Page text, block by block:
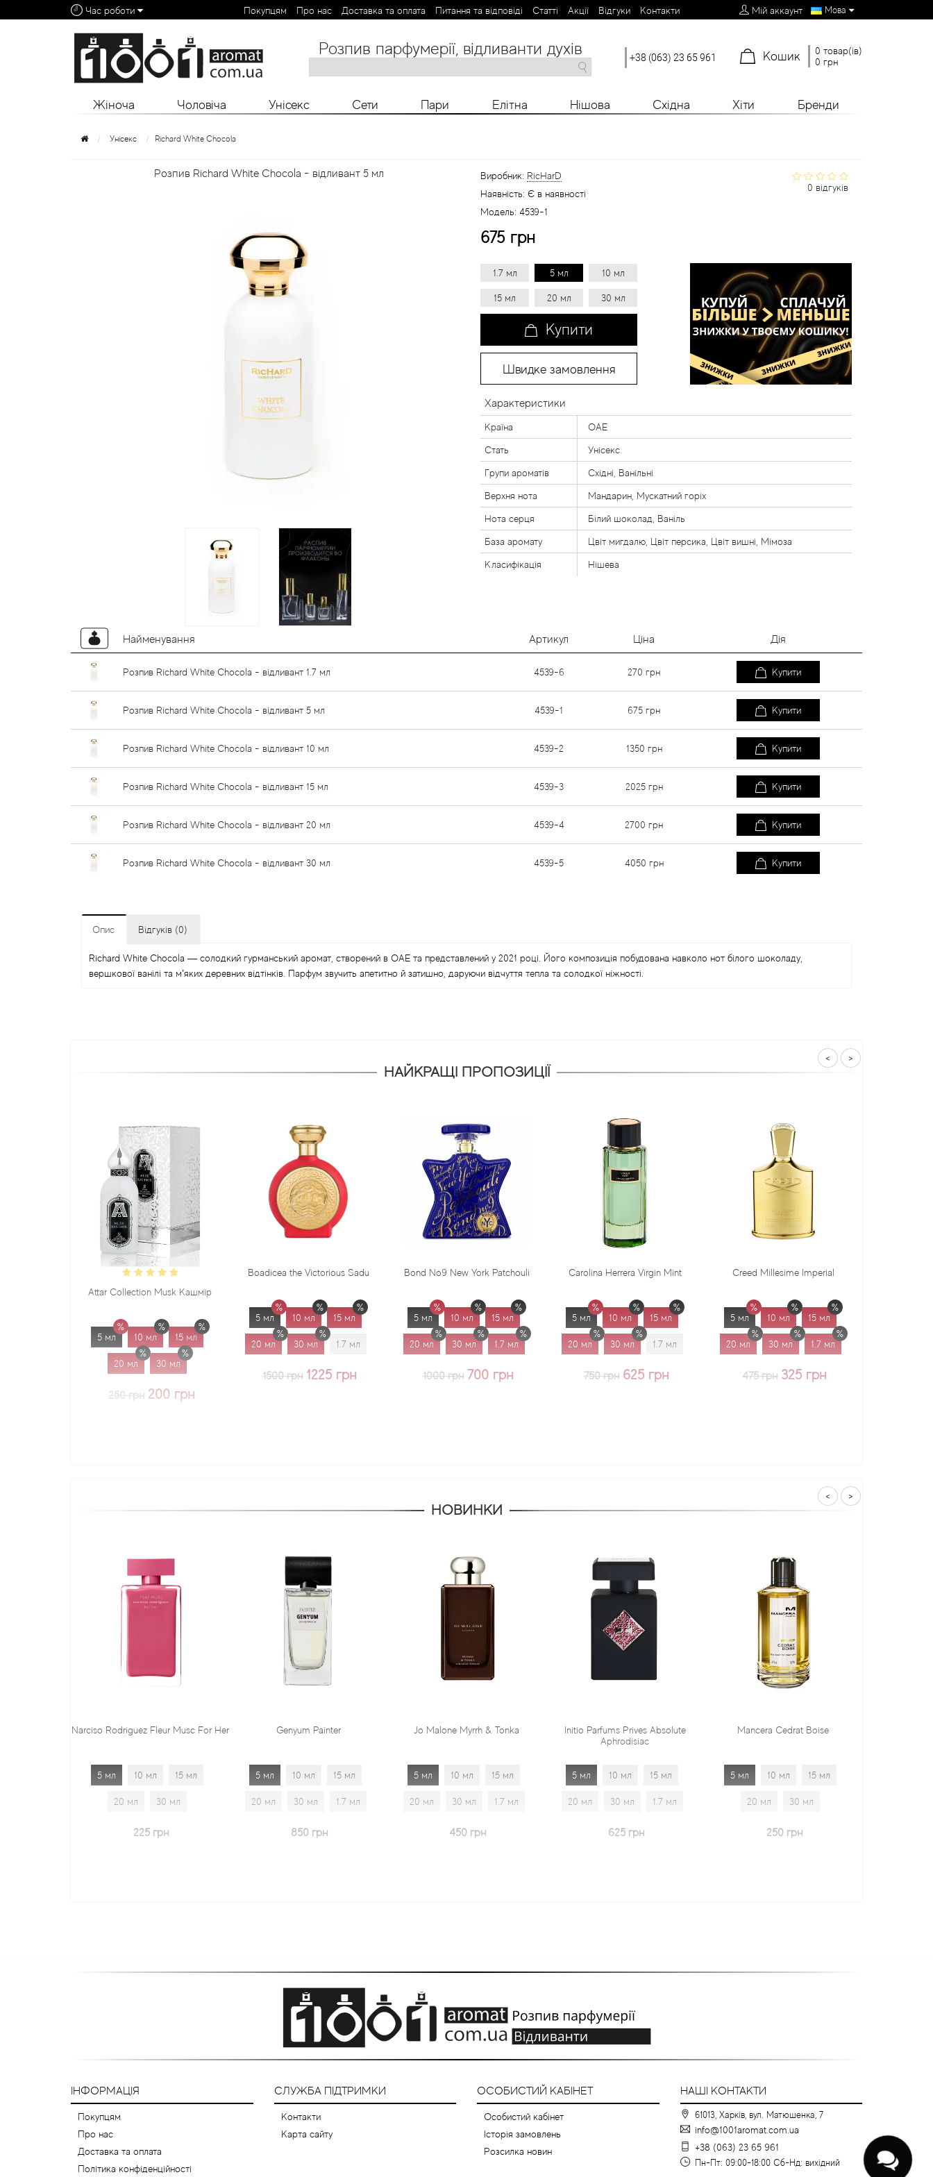
Час роботи Покупцям Про нас Доставка та оплата Питання та відповіді Статті Aкції Відгуки Контакти Мій аккаунт Мова
Алфавітний покажчик: 0 - 9 A B C D F G H M N O P R S T V X Y Z
Розпив парфумерії, відливанти духів +38 (063) 23 65 961 Кошик
0 товар(ів)
0 грн
Жіноча Чоловіча Унісекс Сети Пари Елітна Нішова Східна Хіти Бренди
Унісекс Richard White Chocola
Розпив Richard White Chocola - відливант 5 мл
0 відгуків
Виробник: RicHarD
Наявність: Є в наявності
Модель: 4539-1
675 грн
1.7 мл 5 мл 10 мл
15 мл 20 мл 30 мл
Купити
Швидке замовлення
Характеристики
Країна ОАЕ
Стать Унісекс
Групи ароматів Східні, Ванільні
Верхня нота Мандарин, Мускатний горіх
Нота серця Білий шоколад, Ваніль
База аромату Цвіт мигдалю, Цвіт персика, Цвіт вишні, Мімоза
Класифікація Нішева
Найменування Артикул Ціна Дія
Розпив Richard White Chocola - відливант 1.7 мл 4539-6 270 грн Купити
Розпив Richard White Chocola - відливант 5 мл 4539-1 675 грн Купити
Розпив Richard White Chocola - відливант 10 мл 4539-2 1350 грн Купити
Розпив Richard White Chocola - відливант 15 мл 4539-3 2025 грн Купити
Розпив Richard White Chocola - відливант 20 мл 4539-4 2700 грн Купити
Розпив Richard White Chocola - відливант 30 мл 4539-5 4050 грн Купити
Опис Відгуків (0)
Richard White Chocola — солодкий гурманський аромат, створений в ОАЕ та представлений у 2021 році. Його композиція побудована навколо нот білого шоколаду,
вершкової ванілі та м’яких деревних відтінків. Парфум звучить апетитно й затишно, даруючи відчуття тепла та солодкої ніжності.
НАЙКРАЩІ ПРОПОЗИЦІЇ
Attar Collection Musk Кашмір
15 мл
200 грн
Boadicea the Victorious Sadu
5 мл 15 мл
20 мл 1.7 мл
1225 грн
Bond No9 New York Patchouli
5 мл 15 мл
20 мл 1.7 мл
1000 грн 700 грн
Carolina Herrera Virgin Mint
5 мл 15 мл
20 мл 1.7 мл
750 грн 625 грн
Creed Millesime Imperial
5 мл 15 мл
20 мл 1.7 мл
475 грн 325 грн
5 мл
20 мл
< >
НОВИНКИ
Narciso Rodriguez Fleur Musc For Her
15 мл
30 мл
Genyum Painter
5 мл 15 мл
30 мл 1.7 мл
Jo Malone Myrrh & Tonka
5 мл 15 мл
20 мл 30 мл 1.7 мл
Initio Parfums Prives Absolute
5 мл 15 мл
20 мл 30 мл 1.7 мл
Mancera Cedrat Boise
5 мл 15 мл
30 мл
5 мл
< >
ІНФОРМАЦІЯ
Покупцям
Про нас
Доставка та оплата
Політика конфіденційності
СЛУЖБА ПІДТРИМКИ
Контакти
Карта сайту
ОСОБИСТИЙ КАБІНЕТ
Особистий кабінет
Історія замовлень
Розсилка новин
НАШІ КОНТАКТИ
61013, Харків, вул. Матюшенка, 7
info@1001aromat.com.ua
+38 (063) 23 65 961
Пн-Пт: 09:00-18:00 Сб-Нд: вихідний